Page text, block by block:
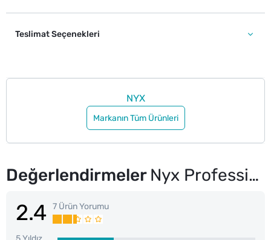
Teslimat Seçenekleri
NYX
Markanın Tüm Ürünleri
Değerlendirmeler Nyx Professional Makeup Control Freak Kaş Sabitleyici Jel
2.4 7 Ürün Yorumu